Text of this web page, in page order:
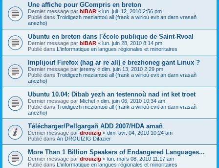
Une affiche pour GCompris en breton
Dernier message par bIBAR « lun. juil. 12, 2010 2:56 pm
Publié dans Troidigezh meziantoù all (frank a wirioù evit an darn vrasañ
anezho)
Ubuntu en breton dans l'école publique de Saint-Rvoal
Dernier message par bIBAR « lun. juin 28, 2010 8:14 pm
Publié dans L'informatique en langues régionales et minoritaires
Implijout Firefox (hag ar re all) e brezhoneg gant Linux ?
Dernier message par jeremy « dim. juin 13, 2010 2:29 pm
Publié dans Troidigezh meziantoù all (frank a wirioù evit an darn vrasañ
anezho)
Ubuntu 10.04: Dibab yezh an testennoù nad int ket troet
Dernier message par Michel « dim. juin 06, 2010 10:34 am
Publié dans Troidigezh meziantoù all (frank a wirioù evit an darn vrasañ
anezho)
Télécharger/Pellgargañ ADD 2007/HDA amañ
Dernier message par drouizig « dim. avr. 04, 2010 10:24 am
Publié dans An DROUIZIG Difazier
More Than 1 Billion Speakers of Endangered Languages...
Dernier message par drouizig « lun. mars 08, 2010 11:17 am
Publié dans L'informatique en langues régionales et minoritaires